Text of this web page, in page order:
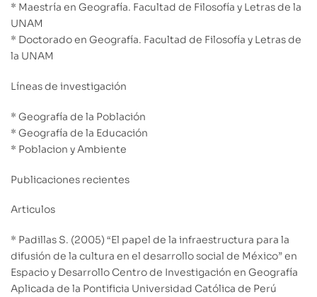
* Maestría en Geografía. Facultad de Filosofía y Letras de la
UNAM
* Doctorado en Geografía. Facultad de Filosofía y Letras de
la UNAM
Líneas de investigación
* Geografía de la Población
* Geografía de la Educación
* Poblacion y Ambiente
Publicaciones recientes
Articulos
* Padillas S. (2005) “El papel de la infraestructura para la
difusión de la cultura en el desarrollo social de México” en
Espacio y Desarrollo Centro de Investigación en Geografía
Aplicada de la Pontificia Universidad Católica de Perú